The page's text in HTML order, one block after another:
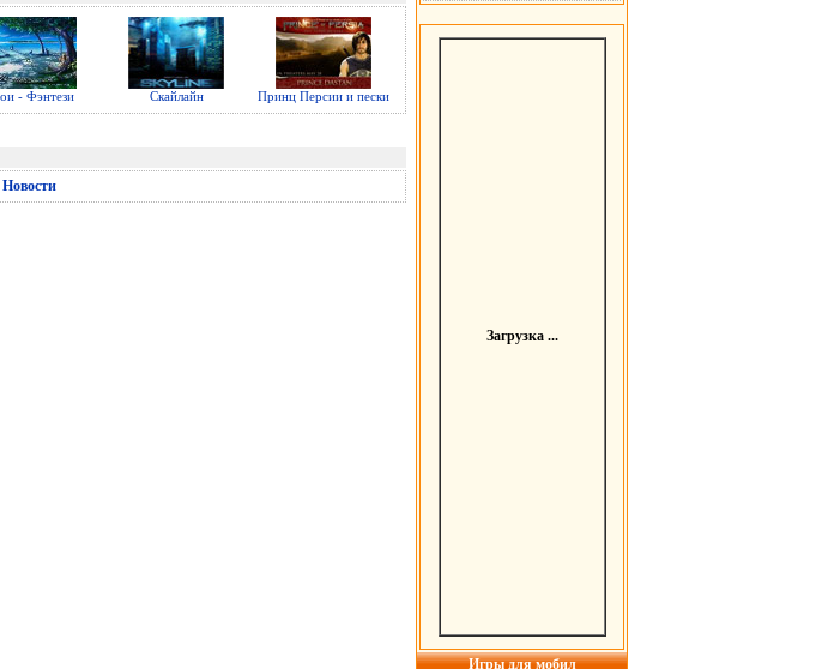
- Фэнтези Скайлайн Принц Персии и пески
Новости
Загрузка ...
Игры для мобил